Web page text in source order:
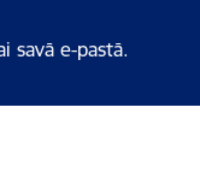
savā e-pastā.